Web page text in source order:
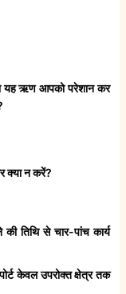
यह ऋण आपको परेशान कर
क्या न करें?
तिथि से चार-पांच कार्य
केवल उपरोक्त क्षेत्र तक